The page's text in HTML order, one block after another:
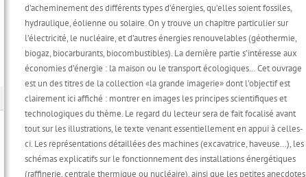
d’acheminement des différents types d’énergies, qu’elles soient fossiles,
hydraulique, éolienne ou solaire. On y trouve un chapitre particulier sur
l’électricité, le nucléaire, et d’autres énergies renouvelables (géothermie,
biogaz, biocarburants, biocombustibles). La dernière partie s’intéresse aux
économies d’énergie : la maison ou le transport écologiques… Cet ouvrage
est un des titres de la collection «la grande imagerie» dont l’objectif est
clairement ici affiché : montrer en images les principes scientifiques et
technologiques du thème. Le regard du lecteur sera de fait focalisé avant
tout sur les illustrations, le texte venant essentiellement en appui à celles-
ci. Les représentations détaillées des machines (excavatrice, haveuse…), les
schémas explicatifs sur le fonctionnement des installations énergétiques
(raffinerie, centrale thermique ou nucléaire), ainsi que les petites anecdotes